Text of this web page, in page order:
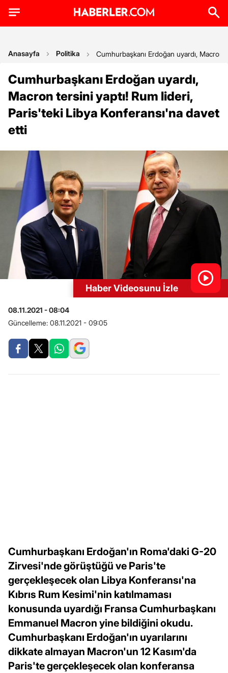
Anasayfa Politika Cumhurbaşkanı Erdoğan uyardı,
Cumhurbaşkanı Erdoğan uyardı,
Macron tersini yaptı! Rum lideri,
Paris'teki Libya Konferansı'na davet
etti
Haber Videosunu İzle
08.11.2021 - 08:04
Güncelleme: 08.11.2021 - 09:05
Cumhurbaşkanı Erdoğan'ın Roma'daki G-20
Zirvesi'nde görüştüğü ve Paris'te
gerçekleşecek olan Libya Konferansı'na
Kıbrıs Rum Kesimi'nin katılmaması
konusunda uyardığı Fransa Cumhurbaşkanı
Emmanuel Macron yine bildiğini okudu.
Cumhurbaşkanı Erdoğan'ın uyarılarını
dikkate almayan Macron'un 12 Kasım'da
Paris'te gerçekleşecek olan konferansa